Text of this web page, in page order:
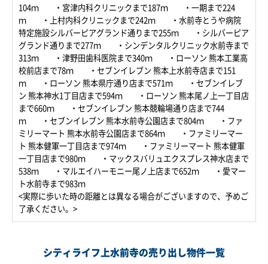
104ｍ ・宮津内科クリニックまで187ｍ ・一期まで224
ｍ ・上村内科クリニックまで242ｍ ・水前寺とうや病院
特定施設シルバーピアグランド通りまで255ｍ ・シルバーピア
グランド通りまで277ｍ ・シンデンタルクリニック水前寺まで
313ｍ ・津野田歯科医院まで340ｍ ・ローソン 熊本工業高
校前店まで78ｍ ・セブンイレブン 熊本上水前寺店まで151
ｍ ・ローソン 熊本県庁通り店まで571ｍ ・セブンイレブ
ン 熊本神水1丁目店まで594ｍ ・ローソン 熊本尾ノ上一丁目店
まで660ｍ ・セブンイレブン 熊本競輪場通り店まで744
ｍ ・セブンイレブン 熊本水前寺公園店まで804ｍ ・ファ
ミリーマート 熊本水前寺公園店まで864ｍ ・ファミリーマー
ト 熊本健軍一丁目店まで974ｍ ・ファミリーマート 熊本健軍
一丁目店まで980ｍ ・マックスバリュエクスプレス神水店まで
538ｍ ・マルエイハーモニー尾ノ上店まで652ｍ ・愛マー
ト水前寺まで983ｍ
<実際に歩いた時の距離とは異なる場合がございますので、予めご
了承ください。>
シティライフ上水前寺の売り出し物件一覧